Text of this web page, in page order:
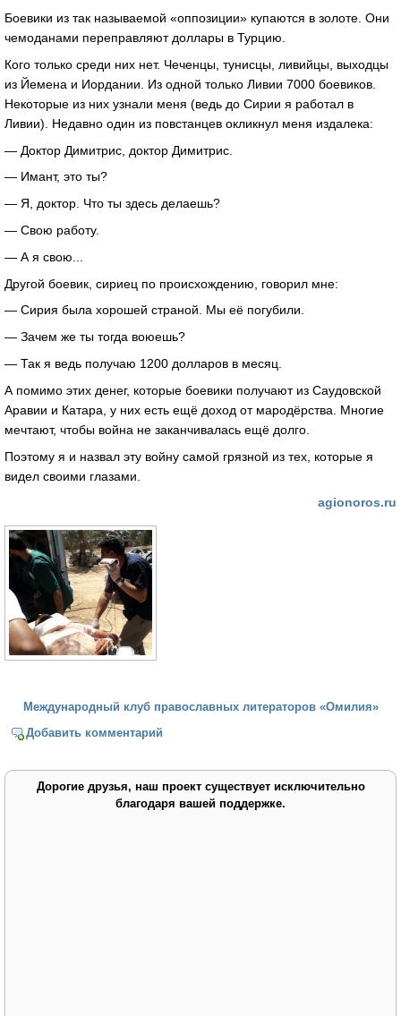
Боевики из так называемой «оппозиции» купаются в золоте. Они
чемоданами переправляют доллары в Турцию.
Кого только среди них нет. Чеченцы, тунисцы, ливийцы, выходцы
из Йемена и Иордании. Из одной только Ливии 7000 боевиков.
Некоторые из них узнали меня (ведь до Сирии я работал в
Ливии). Недавно один из повстанцев окликнул меня издалека:
— Доктор Димитрис, доктор Димитрис.
— Имант, это ты?
— Я, доктор. Что ты здесь делаешь?
— Свою работу.
— А я свою...
Другой боевик, сириец по происхождению, говорил мне:
— Сирия была хорошей страной. Мы её погубили.
— Зачем же ты тогда воюешь?
— Так я ведь получаю 1200 долларов в месяц.
А помимо этих денег, которые боевики получают из Саудовской
Аравии и Катара, у них есть ещё доход от мародёрства. Многие
мечтают, чтобы война не заканчивалась ещё долго.
Поэтому я и назвал эту войну самой грязной из тех, которые я
видел своими глазами.
agionoros.ru
Международный клуб православных литераторов «Омилия»
Добавить комментарий
Дорогие друзья, наш проект существует исключительно
благодаря вашей поддержке.